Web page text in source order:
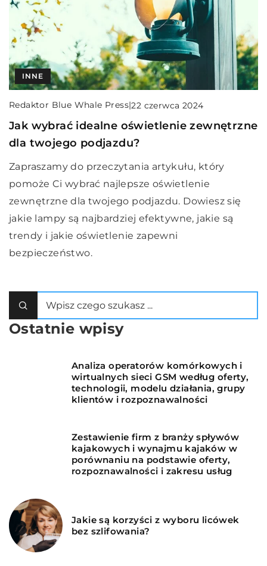
INNE
Redaktor Blue Whale Press|22 czerwca 2024
Jak wybrać idealne oświetlenie zewnętrzne
dla twojego podjazdu?
Zapraszamy do przeczytania artykułu, który
pomoże Ci wybrać najlepsze oświetlenie
zewnętrzne dla twojego podjazdu. Dowiesz się
jakie lampy są najbardziej efektywne, jakie są
trendy i jakie oświetlenie zapewni
bezpieczeństwo.
Ostatnie wpisy
Analiza operatorów komórkowych i
wirtualnych sieci GSM według oferty,
technologii, modelu działania, grupy
klientów i rozpoznawalności
Zestawienie firm z branży spływów
kajakowych i wynajmu kajaków w
porównaniu na podstawie oferty,
rozpoznawalności i zakresu usług
Jakie są korzyści z wyboru licówek
bez szlifowania?